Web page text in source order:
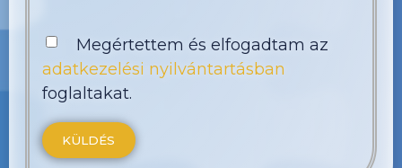
Megértettem és elfogadtam az
adatkezelési nyilvántartásban
foglaltakat.